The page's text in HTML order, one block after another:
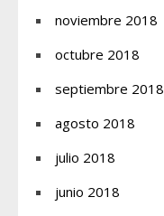
noviembre 2018
octubre 2018
septiembre 2018
agosto 2018
julio 2018
junio 2018